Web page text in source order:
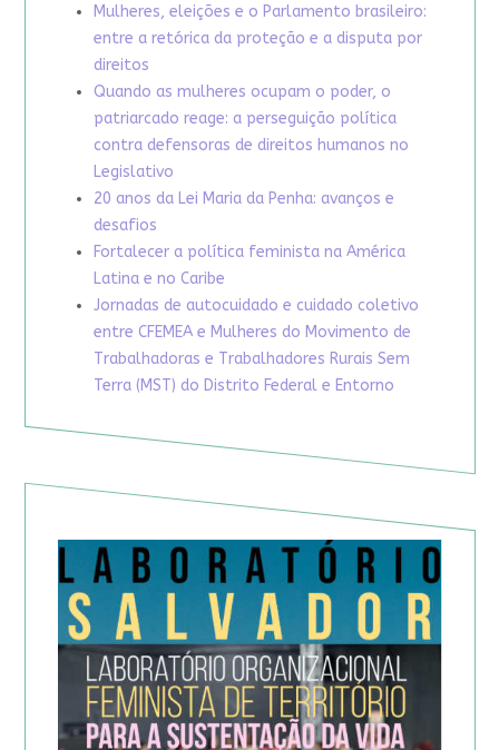
Mulheres, eleições e o Parlamento brasileiro:
entre a retórica da proteção e a disputa por
direitos
Quando as mulheres ocupam o poder, o
patriarcado reage: a perseguição política
contra defensoras de direitos humanos no
Legislativo
20 anos da Lei Maria da Penha: avanços e
desafios
Fortalecer a política feminista na América
Latina e no Caribe
Jornadas de autocuidado e cuidado coletivo
entre CFEMEA e Mulheres do Movimento de
Trabalhadoras e Trabalhadores Rurais Sem
Terra (MST) do Distrito Federal e Entorno